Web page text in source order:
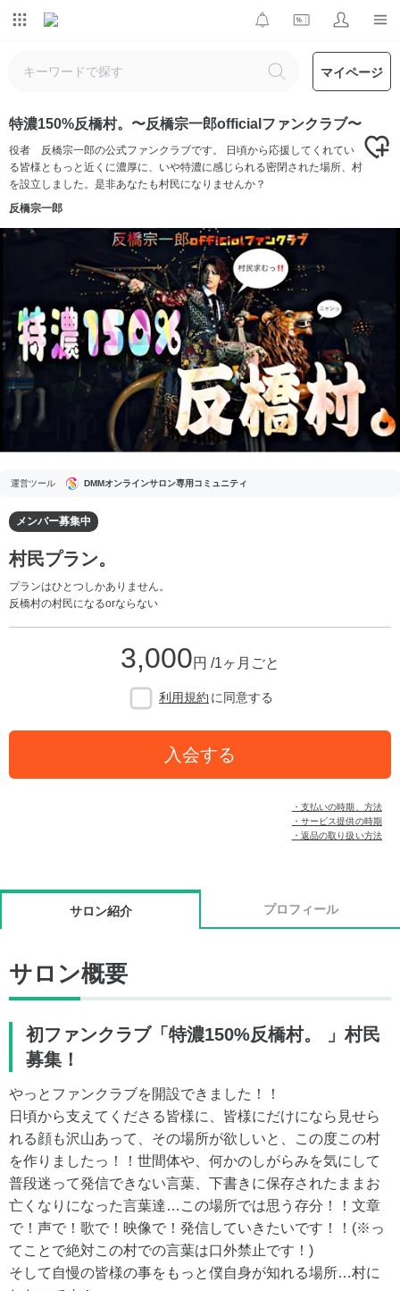
マイページ
特濃150%反橋村。〜反橋宗一郎officialファンクラブ〜
役者 反橋宗一郎の公式ファンクラブです。 日頃から応援してくれてい
る皆様ともっと近くに濃厚に、いや特濃に感じられる密閉された場所、村
を設立しました。是非あなたも村民になりませんか？
反橋宗一郎
運営ツール DMMオンラインサロン専用コミュニティ
メンバー募集中
村民プラン。
プランはひとつしかありません。
反橋村の村民になるorならない
3,000円 /1ヶ月ごと
利用規約 に同意する
入会する
・支払いの時期、方法
・サービス提供の時期
・返品の取り扱い方法
サロン紹介 プロフィール
サロン概要
初ファンクラブ「特濃150%反橋村。 」村民
募集！
やっとファンクラブを開設できました！！
日頃から支えてくださる皆様に、皆様にだけになら見せら
れる顔も沢山あって、その場所が欲しいと、この度この村
を作りましたっ！！世間体や、何かのしがらみを気にして
普段迷って発信できない言葉、下書きに保存されたままお
亡くなりになった言葉達…この場所では思う存分！！文章
で！声で！歌で！映像で！発信していきたいです！！(※っ
てことで絶対この村での言葉は口外禁止です！)
そして自慢の皆様の事をもっと僕自身が知れる場所…村に